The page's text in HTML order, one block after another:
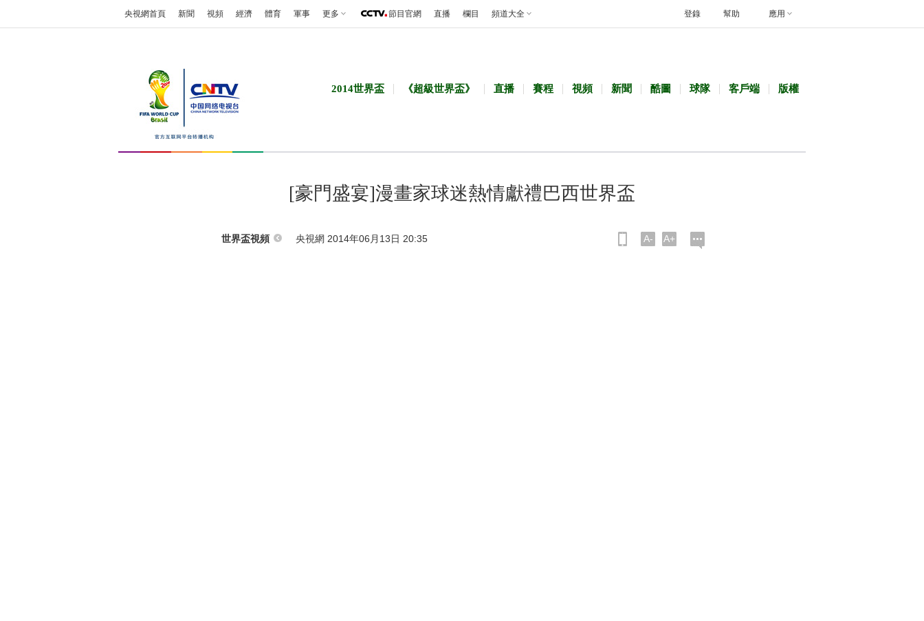
央視網首頁 新聞 視頻 經濟 體育 軍事 更多 節目官網 直播 欄目 頻道大全 幫助 應用
登錄
2014世界盃 《超級世界盃》 直播 賽程 視頻 新聞 酷圖 球隊 客戶端 版權
[豪門盛宴]漫畫家球迷熱情獻禮巴西世界盃
世界盃視頻 央視網 2014年06月13日 20:35 A- A+